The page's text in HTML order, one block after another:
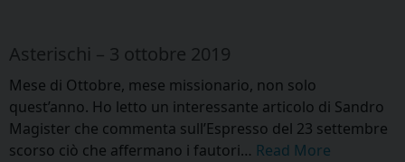
Asterischi – 3 ottobre 2019
Mese di Ottobre, mese missionario, non solo
quest’anno. Ho letto un interessante articolo di Sandro
Magister che commenta sull’Espresso del 23 settembre
scorso ciò che affermano i fautori… Read More